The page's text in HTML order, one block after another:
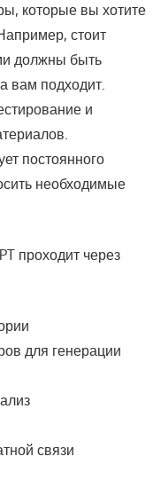
которые вы хотите
стоит
должны быть
вам подходит.
и
постоянного
необходимые
проходит через
для генерации
связи